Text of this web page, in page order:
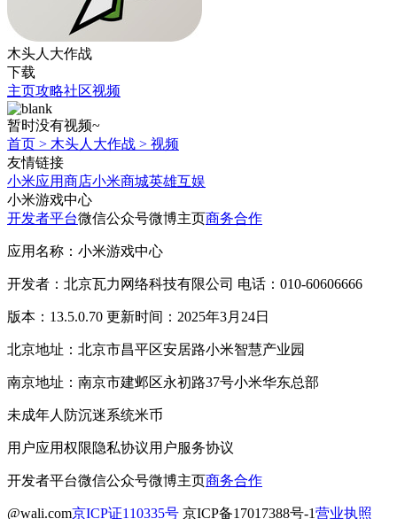
木头人大作战
下载
主页攻略社区视频
暂时没有视频~
首页 > 木头人大作战 > 视频
友情链接
小米应用商店小米商城英雄互娱
小米游戏中心
开发者平台微信公众号微博主页商务合作
应用名称：小米游戏中心
开发者：北京瓦力网络科技有限公司 电话：010-60606666
版本：13.5.0.70 更新时间：2025年3月24日
北京地址：北京市昌平区安居路小米智慧产业园
南京地址：南京市建邺区永初路37号小米华东总部
未成年人防沉迷系统米币
用户应用权限隐私协议用户服务协议
开发者平台微信公众号微博主页商务合作
@wali.com京ICP证110335号 京ICP备17017388号-1营业执照